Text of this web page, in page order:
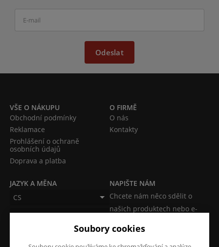
Odeslat
VŠE O NÁKUPU
Obchodní podmínky
Reklamace
Prohlášení o ochraně
osobních údajů
Doprava a platba
O FIRMĚ
O nás
Kontakty
JAZYK A MĚNA
CS
CZK (Kč)
NAPIŠTE NÁM
Chcete nám něco sdělit o
našich produktech nebo e-
Soubory cookies